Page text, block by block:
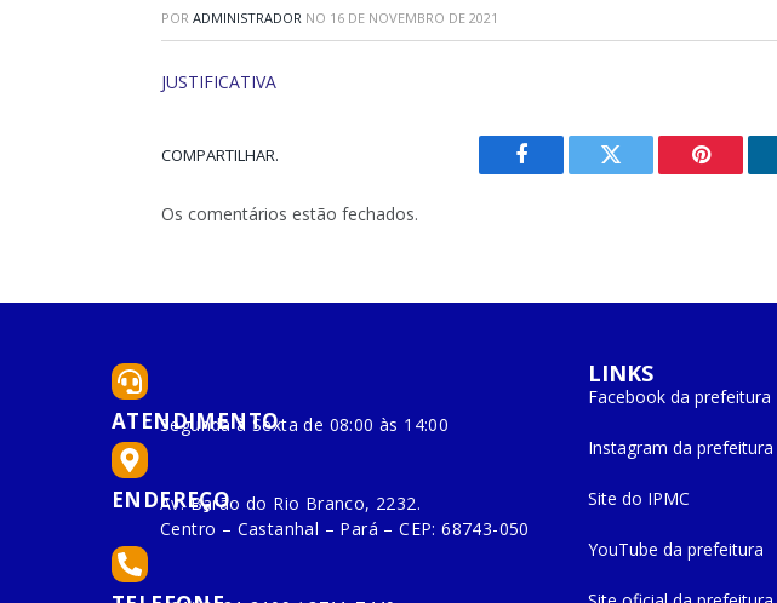
POR ADMINISTRADOR NO 16 DE NOVEMBRO DE 2021
JUSTIFICATIVA
COMPARTILHAR.
Facebook Twitter Pinterest
Os comentários estão fechados.
ATENDIMENTO
Segunda à Sexta de 08:00 às 14:00
ENDEREÇO
Av. Barão do Rio Branco, 2232.
Centro – Castanhal – Pará – CEP: 68743-050
LINKS
Facebook da prefeitura
Instagram da prefeitura
Site do IPMC
YouTube da prefeitura